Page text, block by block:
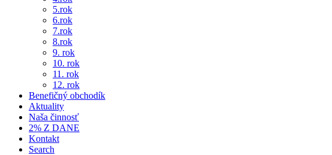
5.rok
6.rok
7.rok
8.rok
9. rok
10. rok
11. rok
12. rok
Benefičný obchodík
Aktuality
Naša činnosť
2% Z DANE
Kontakt
Search